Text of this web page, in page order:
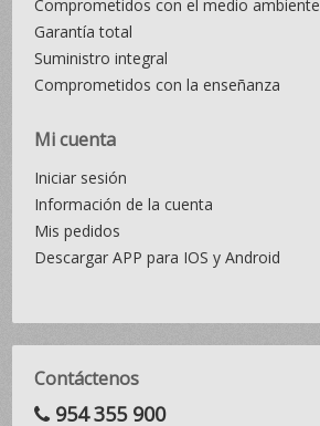
Comprometidos con el medio ambiente
Garantía total
Suministro integral
Comprometidos con la enseñanza
Mi cuenta
Iniciar sesión
Información de la cuenta
Mis pedidos
Descargar APP para IOS y Android
Contáctenos
954 355 900